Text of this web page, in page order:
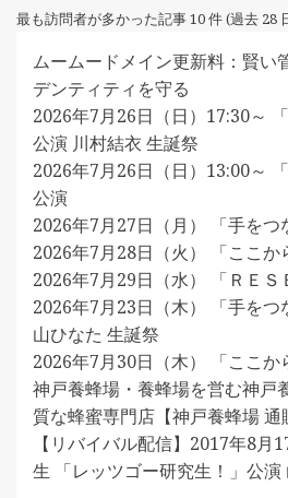
最も訪問者が多かった記事 10 件 (過去 28
ムームードメイン更新料：賢い
デンティティを守る
2026年7月26日（日）17:30～
公演 川村結衣 生誕祭
2026年7月26日（日）13:00～
公演
2026年7月27日（月） 「手をつ
2026年7月28日（火） 「ここか
2026年7月29日（水） 「ＲＥＳ
2026年7月23日（木） 「手を
山ひなた 生誕祭
2026年7月30日（木） 「ここか
神戸養蜂場・養蜂場を営む神戸
質な蜂蜜専門店【神戸養蜂場 通
【リバイバル配信】2017年8月
生 「レッツゴー研究生！」公演